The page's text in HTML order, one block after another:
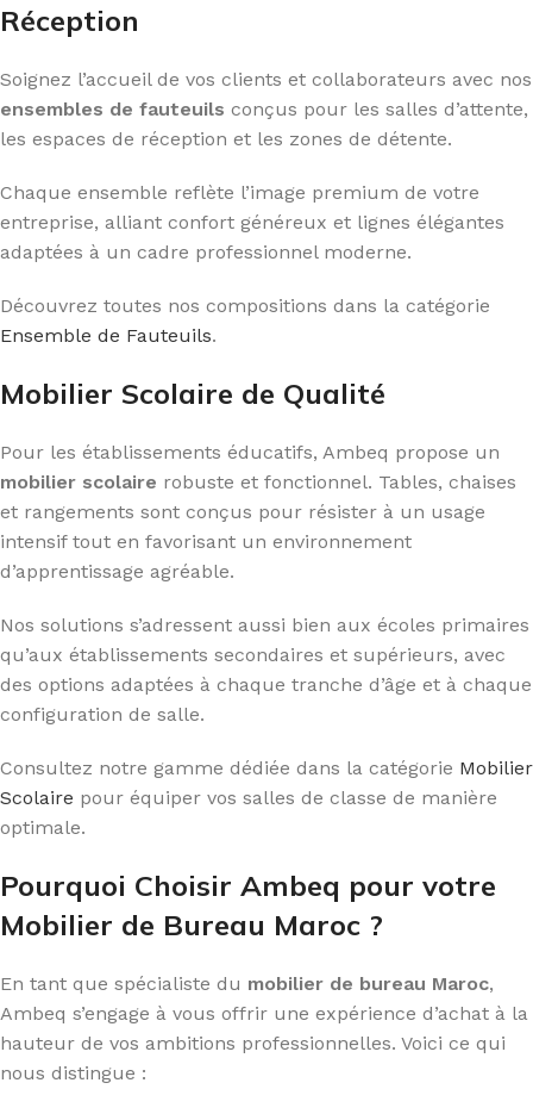
Réception
Soignez l’accueil de vos clients et collaborateurs avec nos
ensembles de fauteuils conçus pour les salles d’attente,
les espaces de réception et les zones de détente.
Chaque ensemble reflète l’image premium de votre
entreprise, alliant confort généreux et lignes élégantes
adaptées à un cadre professionnel moderne.
Découvrez toutes nos compositions dans la catégorie
Ensemble de Fauteuils.
Mobilier Scolaire de Qualité
Pour les établissements éducatifs, Ambeq propose un
mobilier scolaire robuste et fonctionnel. Tables, chaises
et rangements sont conçus pour résister à un usage
intensif tout en favorisant un environnement
d’apprentissage agréable.
Nos solutions s’adressent aussi bien aux écoles primaires
qu’aux établissements secondaires et supérieurs, avec
des options adaptées à chaque tranche d’âge et à chaque
configuration de salle.
Consultez notre gamme dédiée dans la catégorie Mobilier
Scolaire pour équiper vos salles de classe de manière
optimale.
Pourquoi Choisir Ambeq pour votre
Mobilier de Bureau Maroc ?
En tant que spécialiste du mobilier de bureau Maroc,
Ambeq s’engage à vous offrir une expérience d’achat à la
hauteur de vos ambitions professionnelles. Voici ce qui
nous distingue :